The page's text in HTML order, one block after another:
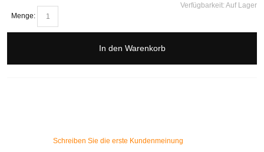
Verfügbarkeit: Auf Lager
Menge:
In den Warenkorb
Schreiben Sie die erste Kundenmeinung